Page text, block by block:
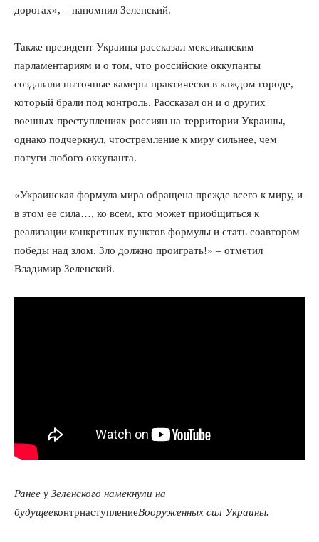
дорогах», – напомнил Зеленский.
Также президент Украины рассказал мексиканским
парламентариям и о том, что российские оккупанты
создавали пыточные камеры практически в каждом городе,
который брали под контроль. Рассказал он и о других
военных преступлениях россиян на территории Украины,
однако подчеркнул, чтостремление к миру сильнее, чем
потуги любого оккупанта.
«Украинская формула мира обращена прежде всего к миру, и
в этом ее сила…, ко всем, кто может приобщиться к
реализации конкретных пунктов формулы и стать соавтором
победы над злом. Зло должно проиграть!» – отметил
Владимир Зеленский.
Ранее у Зеленского намекнули на
будущееконтрнаступлениеВооруженных сил Украины.